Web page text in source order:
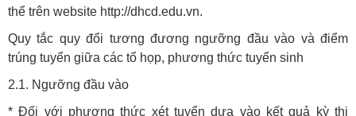
thể trên website http://dhcd.edu.vn.
Quy tắc quy đổi tương đương ngưỡng đầu vào và điểm
trúng tuyển giữa các tổ họp, phương thức tuyển sinh
2.1. Ngưỡng đầu vào
* Đối với phương thức xét tuyển dựa vào kết quả kỳ thi